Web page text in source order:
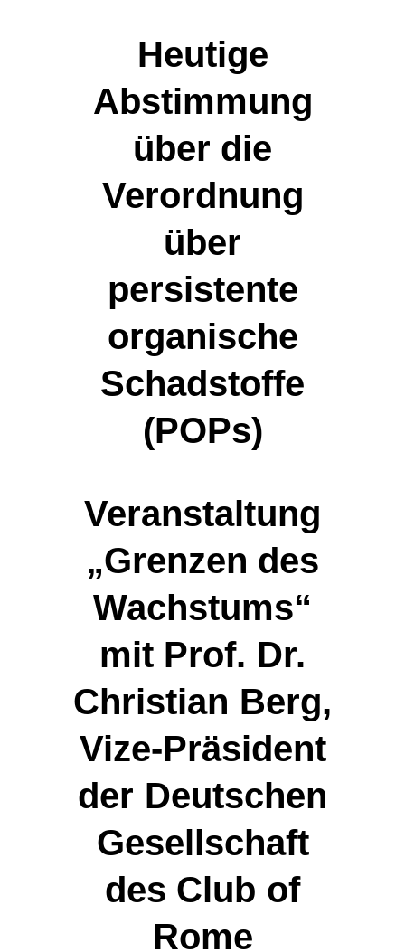
Heutige
Abstimmung
über die
Verordnung
über
persistente
organische
Schadstoffe
(POPs)
Veranstaltung
„Grenzen des
Wachstums“
mit Prof. Dr.
Christian Berg,
Vize-Präsident
der Deutschen
Gesellschaft
des Club of
Rome